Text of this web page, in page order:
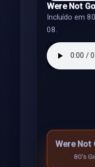
Were Not
Incluído em
08.
Were Not
80's